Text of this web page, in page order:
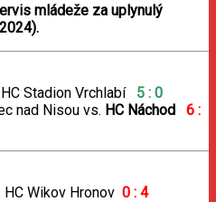
mládeže za uplynulý
Stadion Vrchlabí 5 : 0
nad Nisou vs. HC Náchod 6 :
HC Wikov Hronov 0 : 4